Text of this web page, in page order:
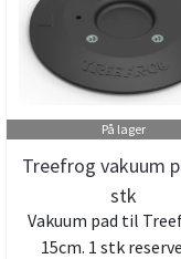
På lager
Treefrog vakuum
stk
Vakuum pad til
15cm. 1 stk